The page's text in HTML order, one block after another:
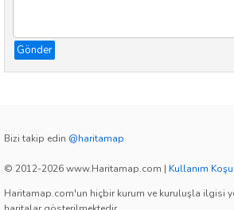
Gönder
Bizi takip edin @haritamap
© 2012-2026 www.Haritamap.com | Kullanım
Haritamap.com'un hiçbir kurum ve kuruluşla ilgisi